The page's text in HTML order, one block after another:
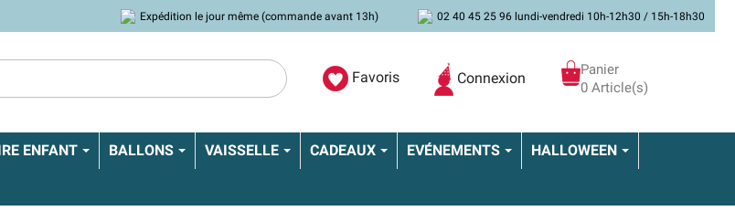
Expédition le jour même (commande avant 13h) 02 40 45 25 96 lundi-vendredi 10h-12h30 / 15h-18h30
Favoris Connexion
Panier
0 Article(s)
ENFANT BALLONS VAISSELLE CADEAUX EVÉNEMENTS HALLOWEEN